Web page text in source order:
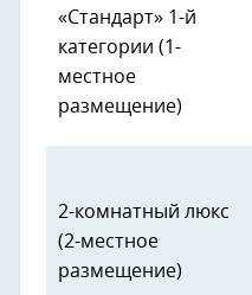
«Стандарт» 1-й
категории (1-
местное
размещение)​
2-комнатный люкс
(2-местное
размещение)​